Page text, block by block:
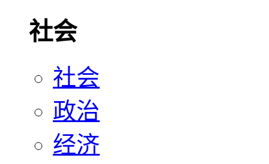
社会
社会
政治
经济